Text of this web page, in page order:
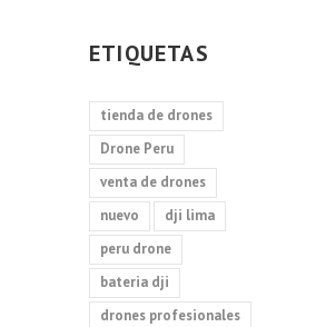
ETIQUETAS
tienda de drones
Drone Peru
venta de drones
nuevo
dji lima
peru drone
bateria dji
drones profesionales